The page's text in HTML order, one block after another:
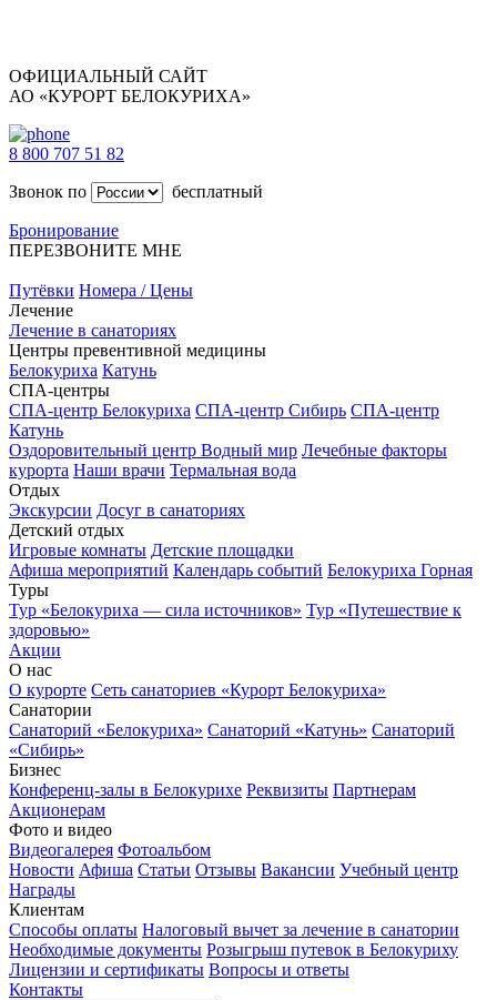
ОФИЦИАЛЬНЫЙ САЙТ
АО «КУРОРТ БЕЛОКУРИХА»
8 800 707 51 82
Звонок по
бесплатный
Бронирование
ПЕРЕЗВОНИТЕ МНЕ
Путёвки Номера / Цены
Лечение
Лечение в санаториях
Центры превентивной медицины
Белокуриха Катунь
СПА-центры
СПА-центр Белокуриха СПА-центр Сибирь СПА-центр
Катунь
Оздоровительный центр Водный мир Лечебные факторы
курорта Наши врачи Термальная вода
Отдых
Экскурсии Досуг в санаториях
Детский отдых
Игровые комнаты Детские площадки
Афиша мероприятий Календарь событий Белокуриха Горная
Туры
Тур «Белокуриха — сила источников» Тур «Путешествие к
здоровью»
Акции
О нас
О курорте Сеть санаториев «Курорт Белокуриха»
Санатории
Санаторий «Белокуриха» Санаторий «Катунь» Санаторий
«Сибирь»
Бизнес
Конференц-залы в Белокурихе Реквизиты Партнерам
Акционерам
Фото и видео
Видеогалерея Фотоальбом
Новости Афиша Статьи Отзывы Вакансии Учебный центр
Награды
Клиентам
Способы оплаты Налоговый вычет за лечение в санатории
Необходимые документы Розыгрыш путевок в Белокуриху
Лицензии и сертификаты Вопросы и ответы
Контакты